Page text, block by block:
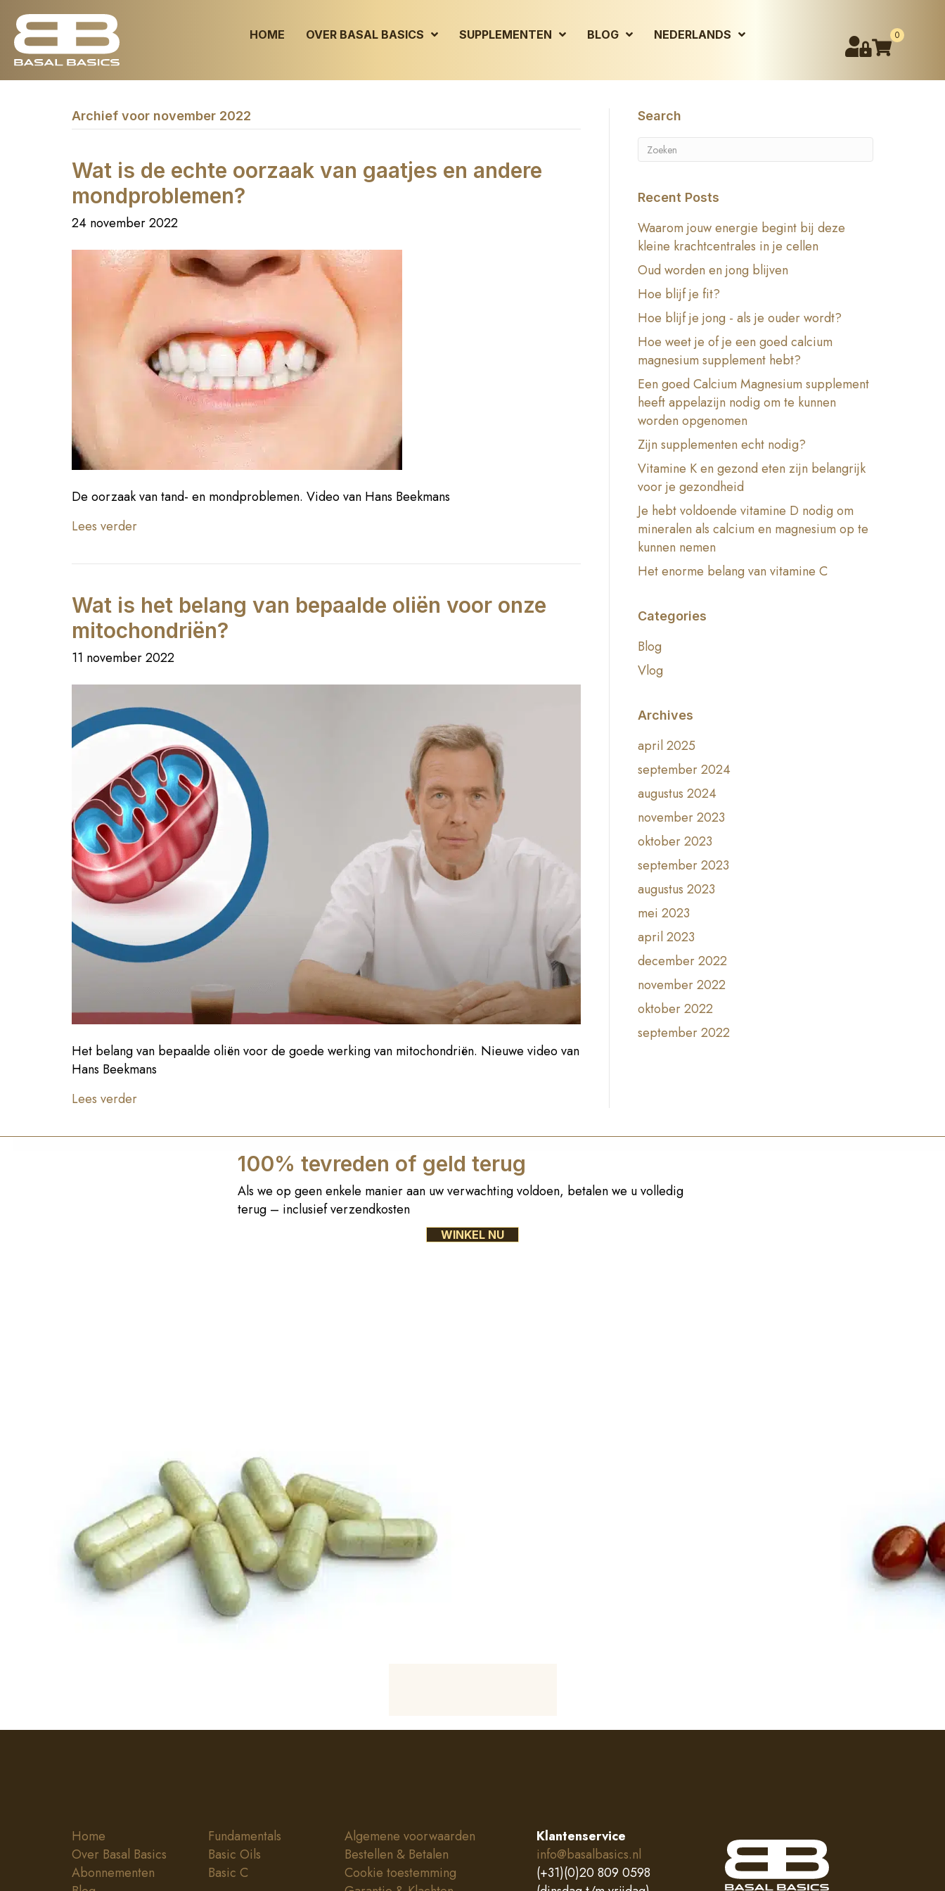
HOME OVER BASAL BASICS SUPPLEMENTEN BLOG NEDERLANDS 0
Archief voor november 2022
Wat is de echte oorzaak van gaatjes en andere
mondproblemen?
24 november 2022
De oorzaak van tand- en mondproblemen. Video van Hans Beekmans
Lees verder
Wat is het belang van bepaalde oliën voor onze
mitochondriën?
11 november 2022
Het belang van bepaalde oliën voor de goede werking van mitochondriën. Nieuwe video van
Hans Beekmans
Lees verder
Search
Recent Posts
Waarom jouw energie begint bij deze
kleine krachtcentrales in je cellen
Oud worden en jong blijven
Hoe blijf je fit?
Hoe blijf je jong - als je ouder wordt?
Hoe weet je of je een goed calcium
magnesium supplement hebt?
Een goed Calcium Magnesium supplement
heeft appelazijn nodig om te kunnen
worden opgenomen
Zijn supplementen echt nodig?
Vitamine K en gezond eten zijn belangrijk
voor je gezondheid
Je hebt voldoende vitamine D nodig om
mineralen als calcium en magnesium op te
kunnen nemen
Het enorme belang van vitamine C
Categories
Blog
Vlog
Archives
april 2025
september 2024
augustus 2024
november 2023
oktober 2023
september 2023
augustus 2023
mei 2023
april 2023
december 2022
november 2022
oktober 2022
september 2022
100% tevreden of geld terug
Als we op geen enkele manier aan uw verwachting voldoen, betalen we u volledig
terug – inclusief verzendkosten
WINKEL NU
Home
Over Basal Basics
Abonnementen
Fundamentals
Basic Oils
Basic C
Algemene voorwaarden
Bestellen & Betalen
Cookie toestemming
Klantenservice
info@basalbasics.nl
(+31)(0)20 809 0598